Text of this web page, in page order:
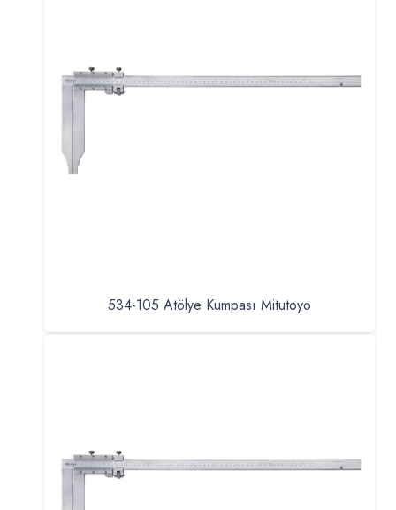
534-105 Atölye Kumpası Mitutoyo